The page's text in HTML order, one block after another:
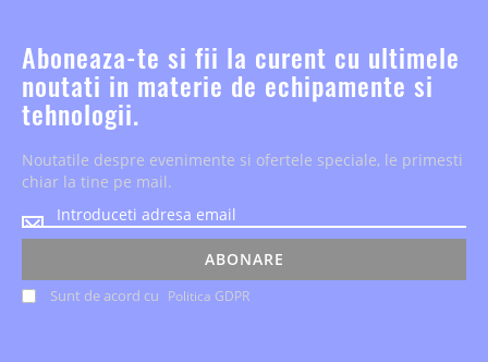
Aboneaza-te si fii la curent cu ultimele
noutati in materie de echipamente si
tehnologii.
Noutatile despre evenimente si ofertele speciale, le primesti
chiar la tine pe mail.
Noutatile
despre
si
oferteleSunt de acord cu Politica GDPR
ABONARE